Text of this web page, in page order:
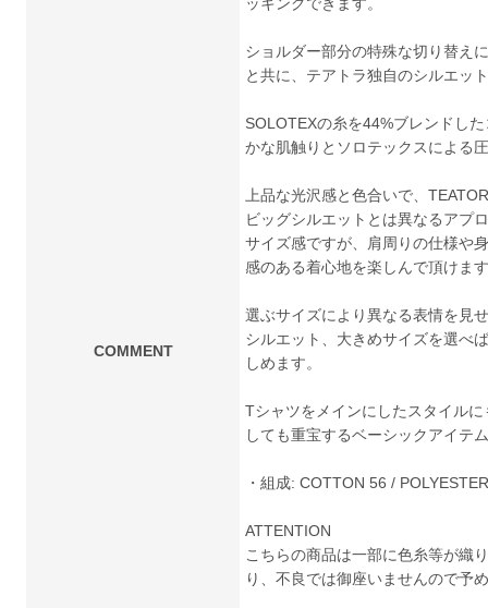
COMMENT
ッキングできます。
ショルダー部分の特殊な切り替え
と共に、テアトラ独自のシルエッ
SOLOTEXの糸を44%ブレンドし
かな肌触りとソロテックスによる
上品な光沢感と色合いで、
ビッグシルエットとは異なるアプ
サイズ感ですが、肩周りの仕様や
感のある着心地を楽しんで頂けま
選ぶサイズにより異なる表情を見
シルエット、大きめサイズを選べ
しめます。
Tシャツをメインにしたスタイル
しても重宝するベーシックアイテ
・組成: COTTON 56 /
ATTENTION
こちらの商品は一部に色糸等が織
り、不良では御座いませんので予